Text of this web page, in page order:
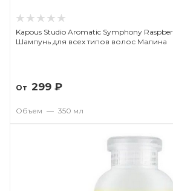
Kapous Studio Aromatic Symphony
Шампунь для всех типов волос Малина
От 299 ₽
Объем — 350 мл